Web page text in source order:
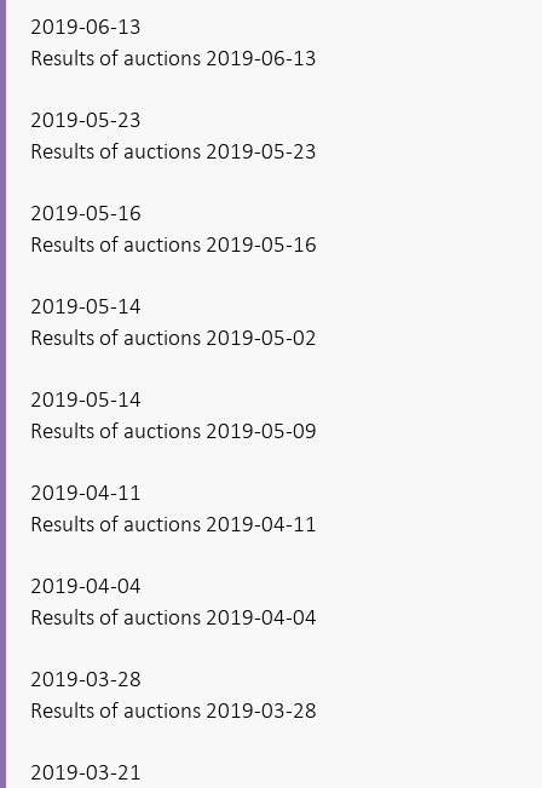
2019-06-13
Results of auctions 2019-06-13
2019-05-23
Results of auctions 2019-05-23
2019-05-16
Results of auctions 2019-05-16
2019-05-14
Results of auctions 2019-05-02
2019-05-14
Results of auctions 2019-05-09
2019-04-11
Results of auctions 2019-04-11
2019-04-04
Results of auctions 2019-04-04
2019-03-28
Results of auctions 2019-03-28
2019-03-21